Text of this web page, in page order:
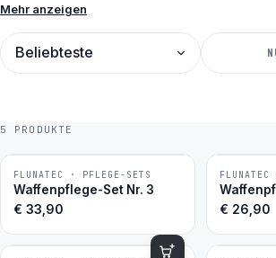
Mehr anzeigen
SORTIERUNG
5 PRODUKTE
BESTSELLER
FLUNATEC · PFLEGE-SETS
Waffenpflege-Set Nr. 3
€ 33,90 € 26,90